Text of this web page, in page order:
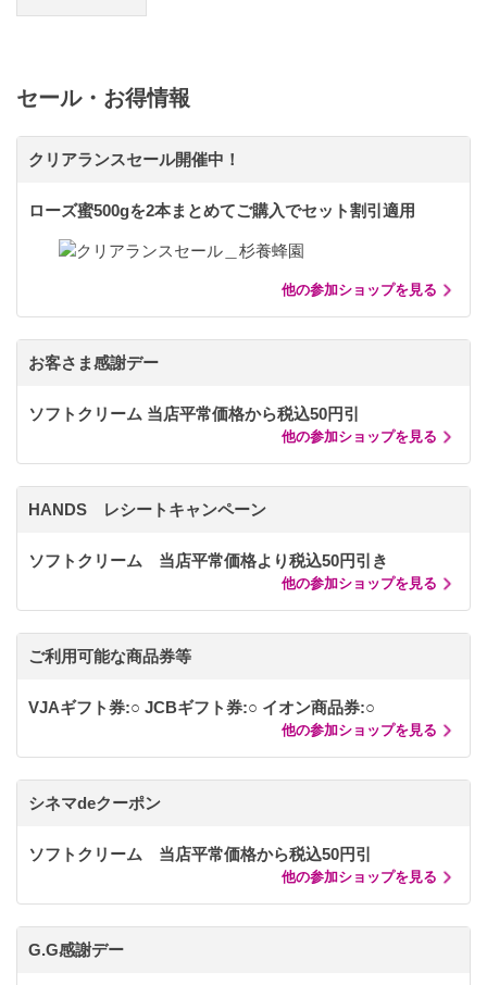
セール・お得情報
クリアランスセール開催中！
ローズ蜜500gを2本まとめてご購入でセット割引適用
他の参加ショップを見る
お客さま感謝デー
ソフトクリーム 当店平常価格から税込50円引
他の参加ショップを見る
HANDS レシートキャンペーン
ソフトクリーム 当店平常価格より税込50円引き
他の参加ショップを見る
ご利用可能な商品券等
VJAギフト券:○ JCBギフト券:○ イオン商品券:○
他の参加ショップを見る
シネマdeクーポン
ソフトクリーム 当店平常価格から税込50円引
他の参加ショップを見る
G.G感謝デー